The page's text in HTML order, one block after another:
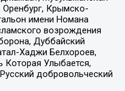
Оренбург, Крымско-
имени Номана
возрождения
Дуббайский
Хаджи Белхороев,
Улыбается,
добровольческий